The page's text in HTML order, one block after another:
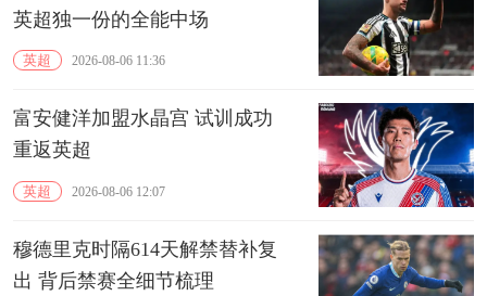
英超独一份的全能中场
英超 2026-08-06 11:36
富安健洋加盟水晶宫 试训成功
重返英超
英超 2026-08-06 12:07
穆德里克时隔614天解禁替补复
出 背后禁赛全细节梳理